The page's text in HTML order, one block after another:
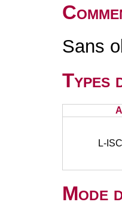
Sans
Types
L-
Mode